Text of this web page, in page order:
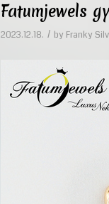
Fatumjewels
2023.12.18. / by Franky